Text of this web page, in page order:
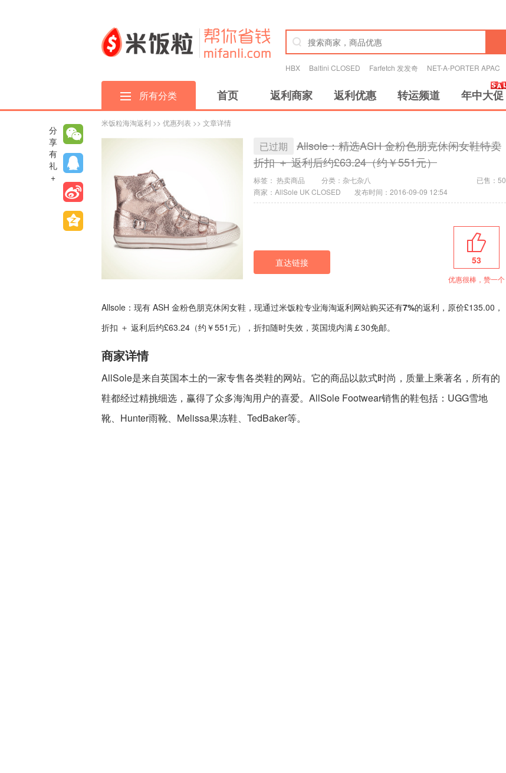
HBX Baltini CLOSED Farfetch 发发奇 NET-A-PORTER APAC
所有分类 首页 返利商家 返利优惠 转运频道 年中大促
米饭粒海淘返利 >> 优惠列表 >> 文章详情
已过期
Allsole：精选ASH 金粉色朋克休闲女鞋特卖
折扣 ＋ 返利后约£63.24（约￥551元）
标签： 热卖商品 分类： 杂七杂八
已售：50
商家：AllSole UK CLOSED
发布时间：2016-09-09 12:54
直达链接 53
优惠很棒，赞一个
Allsole：现有 ASH 金粉色朋克休闲女鞋，现通过米饭粒专业海淘返利网站购买还有7%的返利，原价£135.00，
折扣 ＋ 返利后约£63.24（约￥551元），折扣随时失效，英国境内满￡30免邮。
商家详情
AllSole是来自英国本土的一家专售各类鞋的网站。它的商品以款式时尚，质量上乘著名，所有的
鞋都经过精挑细选，赢得了众多海淘用户的喜爱。AllSole Footwear销售的鞋包括：UGG雪地
靴、Hunter雨靴、Melissa果冻鞋、TedBaker等。
分
享
有
礼
+